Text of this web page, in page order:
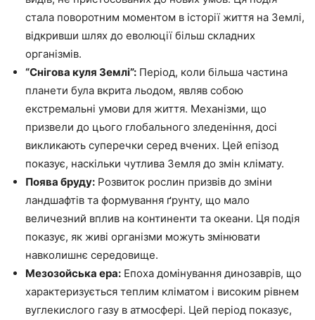
стала поворотним моментом в історії життя на Землі,
відкривши шлях до еволюції більш складних
організмів.
“Снігова куля Землі”: Період, коли більша частина
планети була вкрита льодом, являв собою
екстремальні умови для життя. Механізми, що
призвели до цього глобального зледеніння, досі
викликають суперечки серед вчених. Цей епізод
показує, наскільки чутлива Земля до змін клімату.
Поява бруду: Розвиток рослин призвів до зміни
ландшафтів та формування ґрунту, що мало
величезний вплив на континенти та океани. Ця подія
показує, як живі організми можуть змінювати
навколишнє середовище.
Мезозойська ера: Епоха домінування динозаврів, що
характеризується теплим кліматом і високим рівнем
вуглекислого газу в атмосфері. Цей період показує,